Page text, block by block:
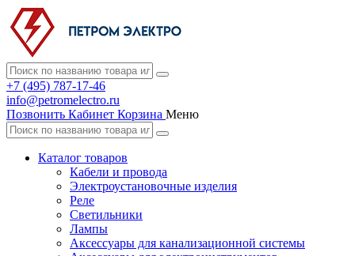
+7 (495) 787-17-46
info@petromelectro.ru
Позвонить Кабинет Корзина Меню
Каталог товаров
Кабели и провода
Электроустановочные изделия
Реле
Светильники
Лампы
Аксессуары для канализационной системы